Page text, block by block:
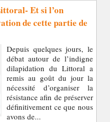
Et si l’on
de cette partie de
Depuis quelques jours, le
débat autour de l’indigne
dilapidation du Littoral a
remis au goût du jour la
nécessité d’organiser la
résistance afin de préserver
définitivement ce que nous
avons de...